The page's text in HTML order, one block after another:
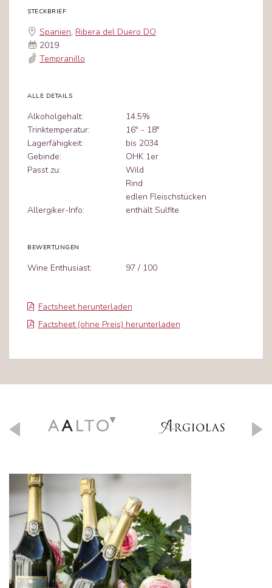
STECKBRIEF
Spanien, Ribera del Duero DO
2019
Tempranillo
ALLE DETAILS
Alkoholgehalt:
14.5%
Trinktemperatur:
16° - 18°
Lagerfähigkeit:
bis 2034
Gebinde:
OHK 1er
Passt zu:
Wild
Rind
edlen Fleischstücken
Allergiker-Info:
enthält Sulfite
BEWERTUNGEN
Wine Enthusiast: 97 / 100
Factsheet herunterladen
Factsheet (ohne Preis) herunterladen